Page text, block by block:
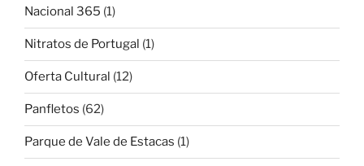
Nacional 365 (1)
Nitratos de Portugal (1)
Oferta Cultural (12)
Panfletos (62)
Parque de Vale de Estacas (1)